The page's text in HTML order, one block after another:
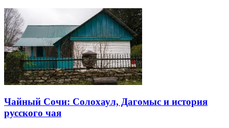
Чайный Сочи: Солохаул, Дагомыс и история
русского чая